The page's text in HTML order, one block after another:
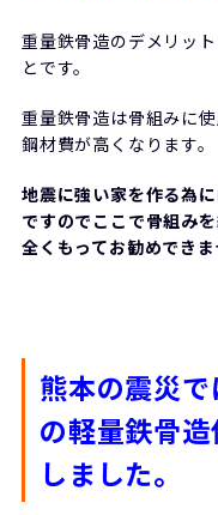
重量鉄骨造のデメリッ
とです。
重量鉄骨造は骨組みに
鋼材費が高くなります。
地震に強い家を作る為
ですのでここで骨組み
全くもってお勧めできま
熊本の震災
の軽量鉄骨造
しました。